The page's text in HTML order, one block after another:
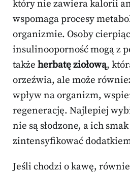
który nie zawiera kalorii
wspomaga procesy
organizmie. Osoby
insulinooporność mogą z
także herbatę ziołową,
orzeźwia, ale może
wpływ na organizm,
regenerację. Najlepiej
nie są słodzone, a ich
zintensyfikować
Jeśli chodzi o kawę,